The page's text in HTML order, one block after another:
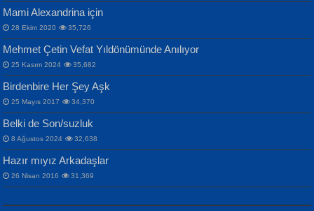
MAHMUT GÜRBÜZ
İbrahim Olmak ve Bitirebilmek...
Songül Özel
Mahzen...
NAZIM HİKMET RAN
Bir Cezaevinde, Tecritteki Adamın
Mektupları...
Mami Alexandrina için
28 Ekim 2020 35,726
Mehmet Çetin Vefat Yıldönümünde Anılıyor
25 Kasım 2024 35,682
Birdenbire Her Şey Aşk
25 Mayıs 2017 34,370
Belki de Son/suzluk
8 Ağustos 2024 32,638
Hazır mıyız Arkadaşlar
26 Nisan 2016 31,369